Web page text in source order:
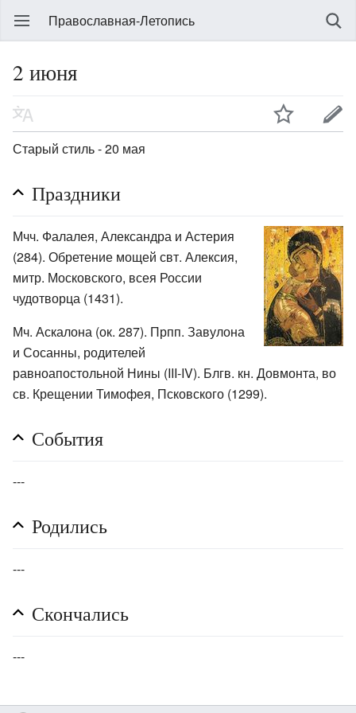
Православная-Летопись
2 июня
Старый стиль - 20 мая
Праздники
Мчч. Фалалея, Александра и Астерия
(284). Обретение мощей свт. Алексия,
митр. Московского, всея России
чудотворца (1431).
Мч. Аскалона (ок. 287). Прпп. Завулона
и Сосанны, родителей
равноапостольной Нины (III-IV). Блгв. кн. Довмонта, во
св. Крещении Тимофея, Псковского (1299).
События
---
Родились
---
Скончались
---